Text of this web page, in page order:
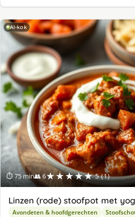
AI-kok
⏱ 75 min👥 6★★★★★ 5 (1)
Linzen (rode) stoofpot met
Avondeten & hoofdgerechten